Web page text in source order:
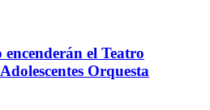
el Teatro
Orquesta